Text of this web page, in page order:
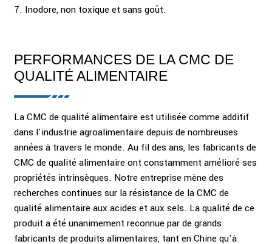
7. Inodore, non toxique et sans goût.
PERFORMANCES DE LA CMC DE
QUALITÉ ALIMENTAIRE
La CMC de qualité alimentaire est utilisée comme additif
dans l'industrie agroalimentaire depuis de nombreuses
années à travers le monde. Au fil des ans, les fabricants de
CMC de qualité alimentaire ont constamment amélioré ses
propriétés intrinsèques. Notre entreprise mène des
recherches continues sur la résistance de la CMC de
qualité alimentaire aux acides et aux sels. La qualité de ce
produit a été unanimement reconnue par de grands
fabricants de produits alimentaires, tant en Chine qu'à